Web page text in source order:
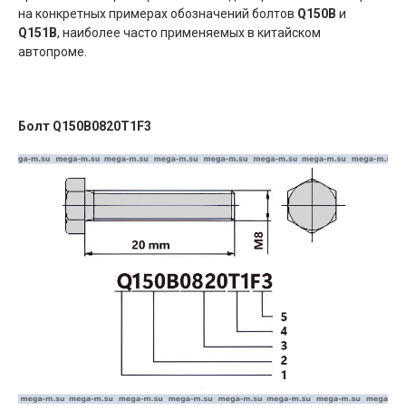
на конкретных примерах обозначений болтов Q150B и
Q151B, наиболее часто применяемых в китайском
автопроме.
Болт Q150B0820T1F3